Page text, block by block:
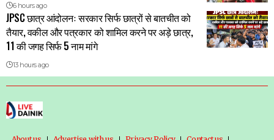
6 hours ago
JPSC छात्र आंदोलनः सरकार सिर्फ छात्रों से बातचीत को
तैयार, वकील और पत्रकार को शामिल करने पर अड़े छात्र,
11 की जगह सिर्फ 5 नाम मांगे
13 hours ago